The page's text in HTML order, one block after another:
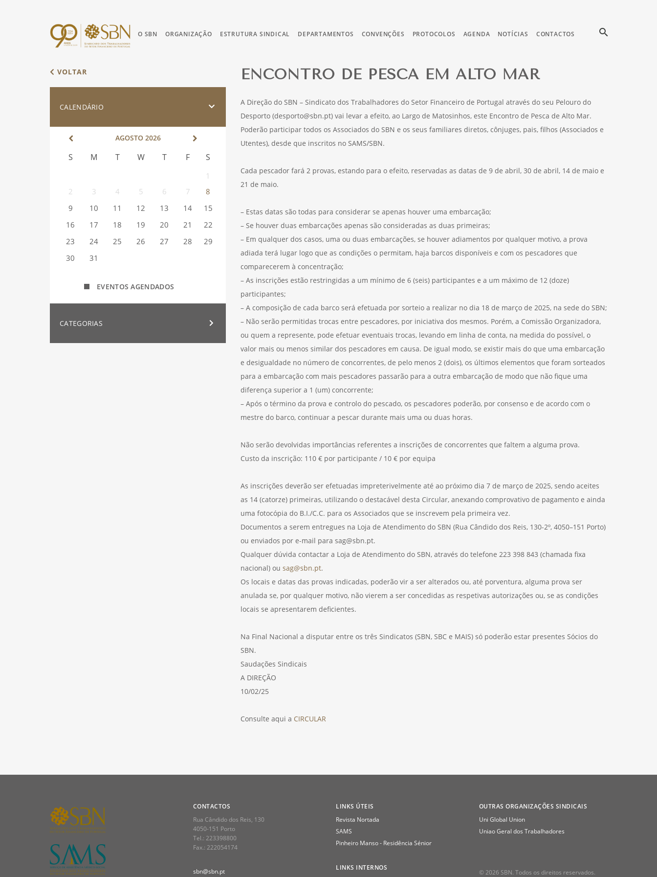
O SBN ORGANIZAÇÃO ESTRUTURA SINDICAL DEPARTAMENTOS CONVENÇÕES PROTOCOLOS AGENDA NOTÍCIAS CONTACTOS search
VOLTAR
CALENDÁRIO
AGOSTO 2026
S M T W T F S
1
2
3 4 5 6 7
8
9
10 11 12 13 14
15
16
17 18 19 20 21
22
23
24 25 26 27 28
29
30
31
EVENTOS AGENDADOS
CATEGORIAS
ENCONTRO DE PESCA EM ALTO MAR
A Direção do SBN – Sindicato dos Trabalhadores do Setor Financeiro de Portugal através do seu Pelouro do
Desporto (desporto@sbn.pt) vai levar a efeito, ao Largo de Matosinhos, este Encontro de Pesca de Alto Mar.
Poderão participar todos os Associados do SBN e os seus familiares diretos, cônjuges, pais, filhos (Associados e
Utentes), desde que inscritos no SAMS/SBN.
Cada pescador fará 2 provas, estando para o efeito, reservadas as datas de 9 de abril, 30 de abril, 14 de maio e
21 de maio.
– Estas datas são todas para considerar se apenas houver uma embarcação;
– Se houver duas embarcações apenas são consideradas as duas primeiras;
– Em qualquer dos casos, uma ou duas embarcações, se houver adiamentos por qualquer motivo, a prova
adiada terá lugar logo que as condições o permitam, haja barcos disponíveis e com os pescadores que
comparecerem à concentração;
– As inscrições estão restringidas a um mínimo de 6 (seis) participantes e a um máximo de 12 (doze)
participantes;
– A composição de cada barco será efetuada por sorteio a realizar no dia 18 de março de 2025, na sede do SBN;
– Não serão permitidas trocas entre pescadores, por iniciativa dos mesmos. Porém, a Comissão Organizadora,
ou quem a represente, pode efetuar eventuais trocas, levando em linha de conta, na medida do possível, o
valor mais ou menos similar dos pescadores em causa. De igual modo, se existir mais do que uma embarcação
e desigualdade no número de concorrentes, de pelo menos 2 (dois), os últimos elementos que foram sorteados
para a embarcação com mais pescadores passarão para a outra embarcação de modo que não fique uma
diferença superior a 1 (um) concorrente;
– Após o término da prova e controlo do pescado, os pescadores poderão, por consenso e de acordo com o
mestre do barco, continuar a pescar durante mais uma ou duas horas.
Não serão devolvidas importâncias referentes a inscrições de concorrentes que faltem a alguma prova.
Custo da inscrição: 110 € por participante / 10 € por equipa
As inscrições deverão ser efetuadas impreterivelmente até ao próximo dia 7 de março de 2025, sendo aceites
as 14 (catorze) primeiras, utilizando o destacável desta Circular, anexando comprovativo de pagamento e ainda
uma fotocópia do B.I./C.C. para os Associados que se inscrevem pela primeira vez.
Documentos a serem entregues na Loja de Atendimento do SBN (Rua Cândido dos Reis, 130-2º, 4050–151 Porto)
ou enviados por e-mail para sag@sbn.pt.
Qualquer dúvida contactar a Loja de Atendimento do SBN, através do telefone 223 398 843 (chamada fixa
nacional) ou sag@sbn.pt.
Os locais e datas das provas indicadas, poderão vir a ser alterados ou, até porventura, alguma prova ser
anulada se, por qualquer motivo, não vierem a ser concedidas as respetivas autorizações ou, se as condições
locais se apresentarem deficientes.
Na Final Nacional a disputar entre os três Sindicatos (SBN, SBC e MAIS) só poderão estar presentes Sócios do
SBN.
Saudações Sindicais
A DIREÇÃO
10/02/25
Consulte aqui a CIRCULAR
CONTACTOS
Rua Cândido dos Reis, 130
4050-151 Porto
Tel.: 223398800
Fax.: 222054174
sbn@sbn.pt
LINKS ÚTEIS
Revista Nortada
SAMS
Pinheiro Manso - Residência Sénior
LINKS INTERNOS
OUTRAS ORGANIZAÇÕES SINDICAIS
Uni Global Union
Uniao Geral dos Trabalhadores
© 2026 SBN. Todos os direitos reservados.